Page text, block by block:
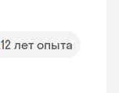
12 лет опыта